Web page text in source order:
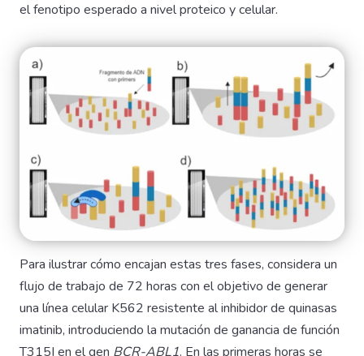
el fenotipo esperado a nivel proteico y celular.
Para ilustrar cómo encajan estas tres fases, considera un
flujo de trabajo de 72 horas con el objetivo de generar
una línea celular K562 resistente al inhibidor de quinasas
imatinib, introduciendo la mutación de ganancia de función
T315I en el gen BCR-ABL1. En las primeras horas se